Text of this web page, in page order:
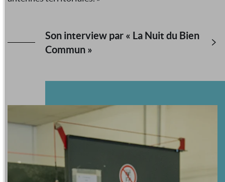
Son interview par « La Nuit du Bien
Commun »